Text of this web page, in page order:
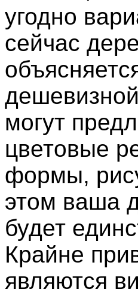
угодно
сейчас
могут
цветовые
формы,
этом ваша
будет
Крайне
являются